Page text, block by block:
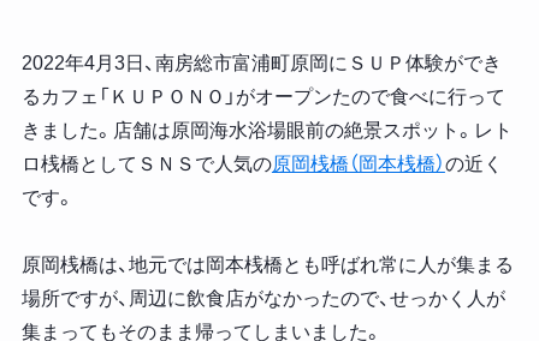
2022年4月3日、南房総市富浦町原岡にＳＵＰ体験ができ
るカフェ「ＫＵＰＯＮＯ」がオープンたので食べに行って
きました。店舗は原岡海水浴場眼前の絶景スポット。レト
ロ桟橋としてＳＮＳで人気の原岡桟橋（岡本桟橋）の近く
です。
原岡桟橋は、地元では岡本桟橋とも呼ばれ常に人が集まる
場所ですが、周辺に飲食店がなかったので、せっかく人が
集まってもそのまま帰ってしまいました。